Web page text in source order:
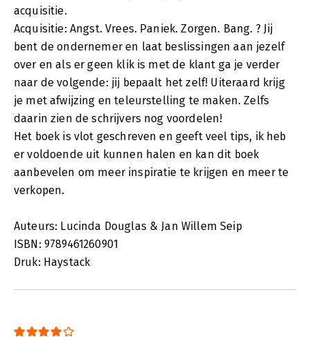
acquisitie.
Acquisitie: Angst. Vrees. Paniek. Zorgen. Bang. ? Jij
bent de ondernemer en laat beslissingen aan jezelf
over en als er geen klik is met de klant ga je verder
naar de volgende: jij bepaalt het zelf! Uiteraard krijg
je met afwijzing en teleurstelling te maken. Zelfs
daarin zien de schrijvers nog voordelen!
Het boek is vlot geschreven en geeft veel tips, ik heb
er voldoende uit kunnen halen en kan dit boek
aanbevelen om meer inspiratie te krijgen en meer te
verkopen.
Auteurs: Lucinda Douglas & Jan Willem Seip
ISBN: 9789461260901
Druk: Haystack